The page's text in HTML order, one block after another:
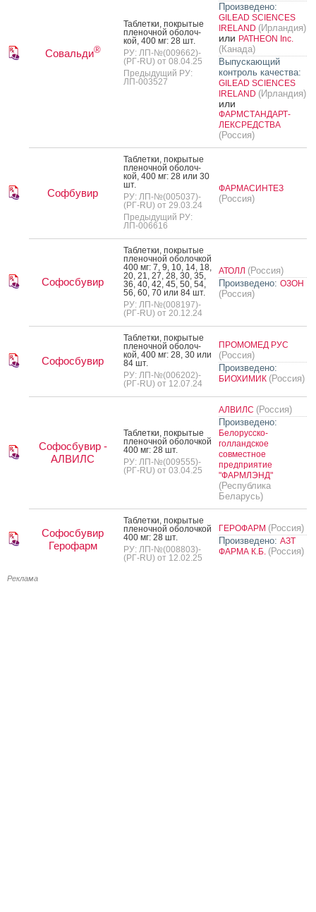
Совальди®
Таб­летки, пок­ры­тые
пле­ноч­ной обо­лоч­
кой, 400 мг: 28 шт.
РУ: ЛП-№(009662)-
(РГ-RU) от 08.04.25
Предыдущий РУ:
ЛП-003527
Произведено:
GILEAD SCIENCES
IRELAND (Ирландия)
или PATHEON Inc.
(Канада)
Выпускающий
контроль качества:
GILEAD SCIENCES
IRELAND (Ирландия)
или
ФАРМСТАНДАРТ-
ЛЕКСРЕДСТВА
(Россия)
Софбувир
Таб­летки, пок­ры­тые
пле­ноч­ной обо­лоч­
кой, 400 мг: 28 или 30
шт.
РУ: ЛП-№(005037)-
(РГ-RU) от 29.03.24
Предыдущий РУ:
ЛП-006616
ФАРМАСИНТЕЗ
(Россия)
Софосбувир
Таб­летки, пок­ры­тые
пле­ноч­ной обо­лоч­кой
400 мг: 7, 9, 10, 14, 18,
20, 21, 27, 28, 30, 35,
36, 40, 42, 45, 50, 54,
56, 60, 70 или 84 шт.
РУ: ЛП-№(008197)-
(РГ-RU) от 20.12.24
АТОЛЛ (Россия)
Произведено: ОЗОН
(Россия)
Софосбувир
Таб­летки, пок­ры­тые
пле­ноч­ной обо­лоч­
кой, 400 мг: 28, 30 или
84 шт.
РУ: ЛП-№(006202)-
(РГ-RU) от 12.07.24
ПРОМОМЕД РУС
(Россия)
Произведено:
БИОХИМИК (Россия)
Софосбувир -
АЛВИЛС
Таб­летки, пок­ры­тые
пле­ноч­ной обо­лоч­кой
400 мг: 28 шт.
РУ: ЛП-№(009555)-
(РГ-RU) от 03.04.25
АЛВИЛС (Россия)
Произведено:
Белорусско-
голландское
совместное
предприятие
"ФАРМЛЭНД"
(Республика
Беларусь)
Софосбувир
Герофарм
Таб­летки, пок­ры­тые
пле­ноч­ной обо­лоч­кой
400 мг: 28 шт.
РУ: ЛП-№(008803)-
(РГ-RU) от 12.02.25
ГЕРОФАРМ (Россия)
Произведено: АЗТ
ФАРМА К.Б. (Россия)
Реклама